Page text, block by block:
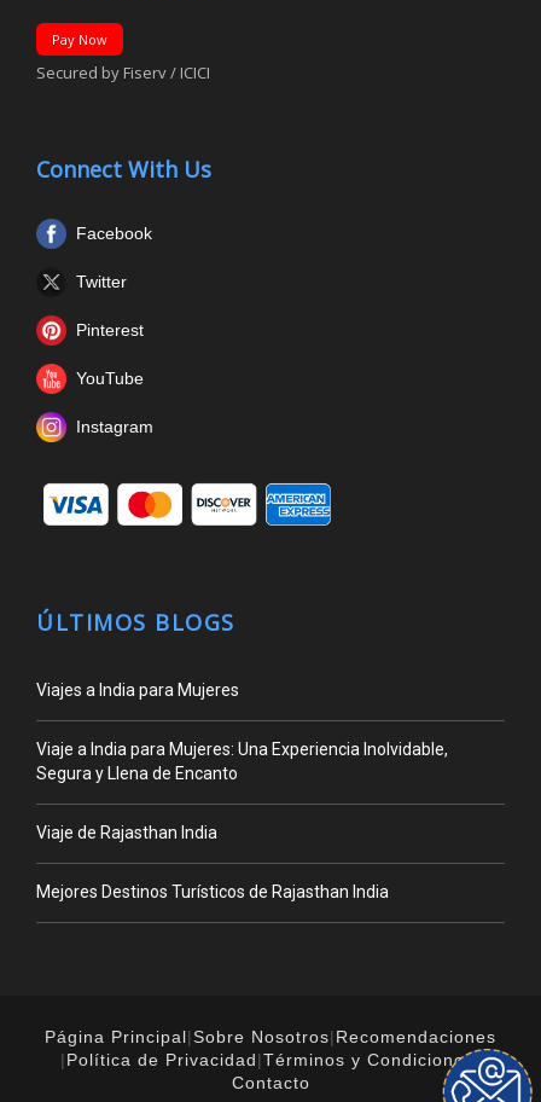
Pay Now
Secured by Fiserv / ICICI
Connect With Us
Facebook
Twitter
Pinterest
YouTube
Instagram
ÚLTIMOS BLOGS
Viajes a India para Mujeres
Viaje a India para Mujeres: Una Experiencia Inolvidable,
Segura y Llena de Encanto
Viaje de Rajasthan India
Mejores Destinos Turísticos de Rajasthan India
Página Principal|Sobre Nosotros| Recomendaciones
| Política de Privacidad|Términos y Condiciones |
Contacto